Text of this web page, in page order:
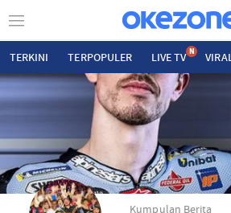
TERKINI TERPOPULER LIVE TV N VIRAL
Kumpulan Berita